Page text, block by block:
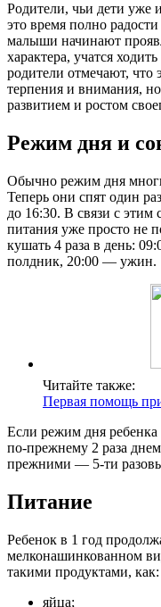
Родители, чьи дети уже
это время полно
малыши начинают
характера, учатся
родители отмечают, что
терпения и внимания, но
развитием и ростом
Режим дня и
Обычно режим дня
Теперь они спят один
до 16:30. В связи с
питания уже просто не
кушать 4 раза в день:
полдник, 20:00 — ужин.
Читайте также:
Первая помощь
Если режим дня ребенка
по-прежнему 2 раза
прежними — 5-ти
Питание
Ребенок в 1 год
мелконашинкованном
такими продуктами, как:
яйца;